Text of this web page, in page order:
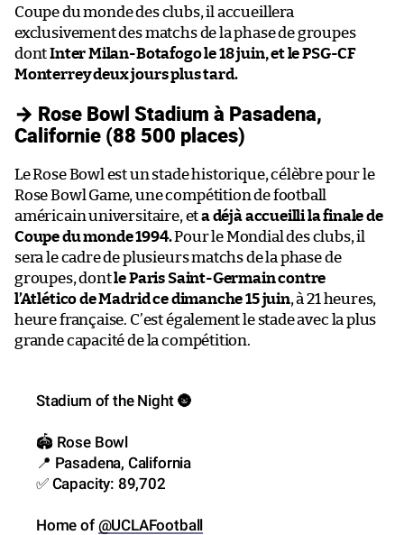
Coupe du monde des clubs, il accueillera
exclusivement des matchs de la phase de groupes
dontInter Milan-Botafogo le 18 juin, et le PSG-CF
Monterrey deux jours plus tard.
→ Rose Bowl Stadium à Pasadena,
Californie (88 500 places)
Le Rose Bowl est un stade historique, célèbre pour le
Rose Bowl Game, une compétition de football
américain universitaire, eta déjà accueilli la finale de
Coupe du monde 1994.Pour le Mondial des clubs, il
sera le cadre de plusieurs matchs de la phase de
groupes, dontle Paris Saint-Germain contre
l’Atlético de Madrid ce dimanche 15 juin, à 21 heures,
heure française. C’est également le stade avec la plus
grande capacité de la compétition.
Stadium of the Night 🌚
🏟️ Rose Bowl
📍 Pasadena, California
✅ Capacity: 89,702
Home of @UCLAFootball